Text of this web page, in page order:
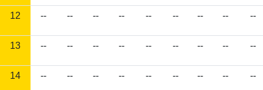
12 -- -- -- -- -- -- -- -- --
13 -- -- -- -- -- -- -- -- --
14 -- -- -- -- -- -- -- -- --